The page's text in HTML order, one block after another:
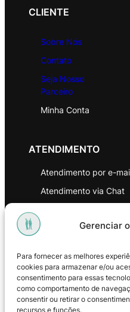
Gerenciar
Para fornecer as melhores
cookies para armazenar e/ou
consentimento para essas
como comportamento de
consentir ou retirar o
recursos e funções.
CLIENTE
Sobre Nós
Contato
Seja Nosso
Parceiro
Minha Conta
ATENDIMENTO
Atendimento por e-
Atendimento via Chat
Política de Privacidade
Política de Troca e
Política de Reembolso